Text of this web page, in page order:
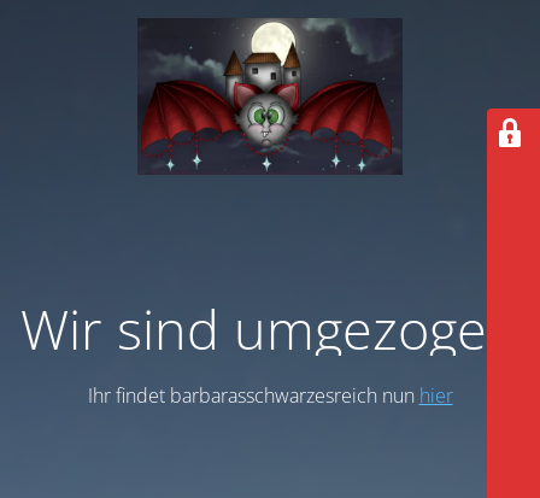
Wir sind umgezogen
Ihr findet barbarasschwarzesreich nun hier